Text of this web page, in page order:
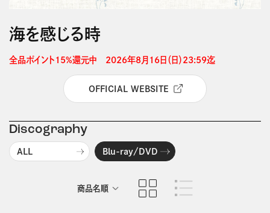
海を感じる時
全品ポイント15%還元中　2026年8月16日（日）23:59迄
OFFICIAL WEBSITE
Discography
ALL Blu-ray/DVD
商品名順